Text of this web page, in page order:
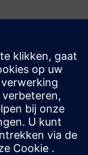
bronnen